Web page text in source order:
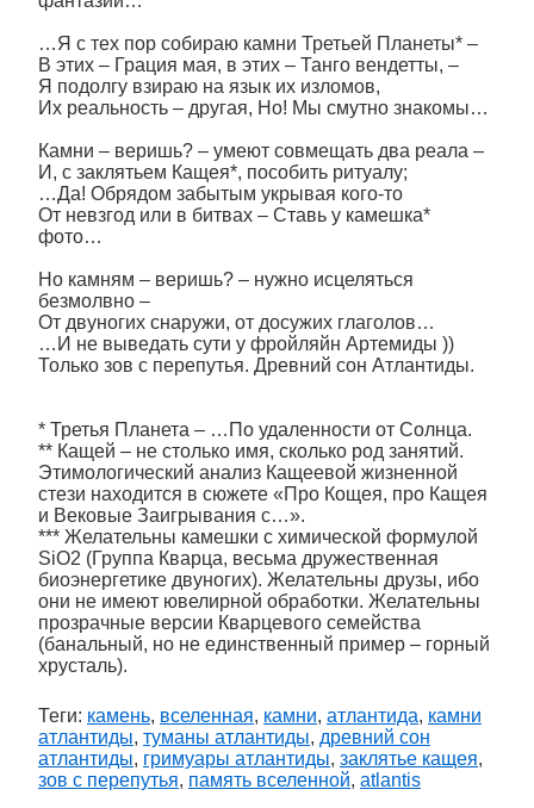
…Я с тех пор собираю камни Третьей Планеты* –
В этих – Грация мая, в этих – Танго вендетты, –
Я подолгу взираю на язык их изломов,
Их реальность – другая, Но! Мы смутно знакомы…
Камни – веришь? – умеют совмещать два реала –
И, с заклятьем Кащея*, пособить ритуалу;
…Да! Обрядом забытым укрывая кого-то
От невзгод или в битвах – Ставь у камешка*
фото…
Но камням – веришь? – нужно исцеляться
безмолвно –
От двуногих снаружи, от досужих глаголов…
…И не выведать сути у фройляйн Артемиды ))
Только зов с перепутья. Древний сон Атлантиды.
* Третья Планета – …По удаленности от Солнца.
** Кащей – не столько имя, сколько род занятий.
Этимологический анализ Кащеевой жизненной
стези находится в сюжете «Про Кощея, про Кащея
и Вековые Заигрывания с…».
*** Желательны камешки с химической формулой
SiO2 (Группа Кварца, весьма дружественная
биоэнергетике двуногих). Желательны друзы, ибо
они не имеют ювелирной обработки. Желательны
прозрачные версии Кварцевого семейства
(банальный, но не единственный пример – горный
хрусталь).
Теги: камень, вселенная, камни, атлантида, камни
атлантиды, туманы атлантиды, древний сон
атлантиды, гримуары атлантиды, заклятье кащея,
зов с перепутья, память вселенной, atlantis